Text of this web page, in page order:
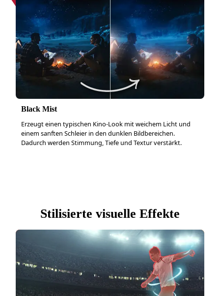
Black Mist
Erzeugt einen typischen Kino-Look mit weichem Licht und
einem sanften Schleier in den dunklen Bildbereichen.
Dadurch werden Stimmung, Tiefe und Textur verstärkt.
Stilisierte visuelle Effekte